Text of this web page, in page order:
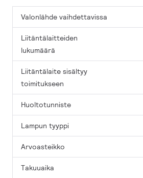
Valonlähde vaihdettavissa
Liitäntälaitteiden
lukumäärä
Liitäntälaite sisältyy
toimitukseen
Huoltotunniste
Lampun tyyppi
Arvoasteikko
Takuuaika